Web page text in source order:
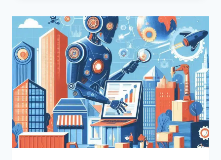
REDES
SOCIAIS
EM
2024:
ESTRATÉGIAS
COMPROVADAS
PARA
SUCESSO